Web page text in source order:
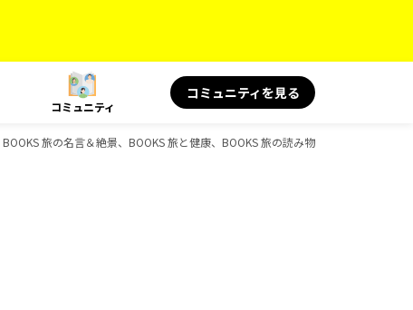
コミュニティ
コミュニティを見る
旅の名言＆絶景、BOOKS 旅と健康、BOOKS 旅の読み物、D-Booksのガイ